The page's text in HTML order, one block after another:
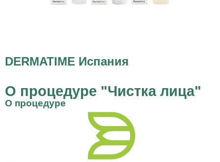
DERMATIME Испания
О процедуре "Чистка лица"
О процедуре